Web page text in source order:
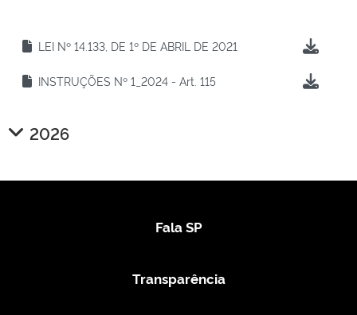
LEI Nº 14.133, DE 1º DE ABRIL DE 2021
INSTRUÇÕES Nº 1_2024 - Art. 115
2026
Fala SP
Transparência